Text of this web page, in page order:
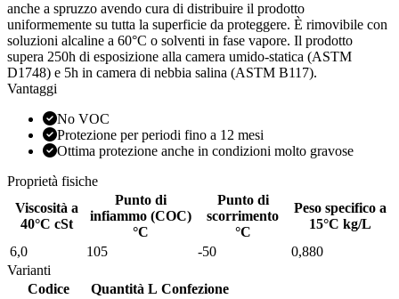
anche a spruzzo avendo cura di distribuire il prodotto
uniformemente su tutta la superficie da proteggere. È rimovibile con
soluzioni alcaline a 60°C o solventi in fase vapore. Il prodotto
supera 250h di esposizione alla camera umido-statica (ASTM
D1748) e 5h in camera di nebbia salina (ASTM B117).
Vantaggi
No VOC
Protezione per periodi fino a 12 mesi
Ottima protezione anche in condizioni molto gravose
Proprietà fisiche
Viscosità a
40°C cSt
Punto di
infiammo (COC)
°C
Punto di
scorrimento
°C
Peso specifico a
15°C kg/L
6,0
105 -50
0,880
Varianti
Codice
Quantità L Confezione